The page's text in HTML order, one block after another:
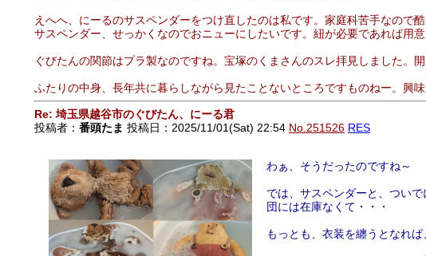
えへへ、にーるのサスペンダーをつけ直したのは私です。家庭科苦手なので
サスペンダー、せっかくなのでおニューにしたいです。紐が必要であれば用
ぐびたんの関節はプラ製なのですね。宝塚のくまさんのスレ拝見しました
ふたりの中身、長年共に暮らしながら見たことないところですものねー。興
Re: 埼玉県越谷市のぐびたん、にーる君
投稿者： 番頭たま 投稿日：2025/11/01(Sat) 22:54 No.251526 RES
わぁ、そうだったのですね～
では、サスペンダーと、つい
団には在庫なくて・・・
もっとも、衣装を纏うとなれ